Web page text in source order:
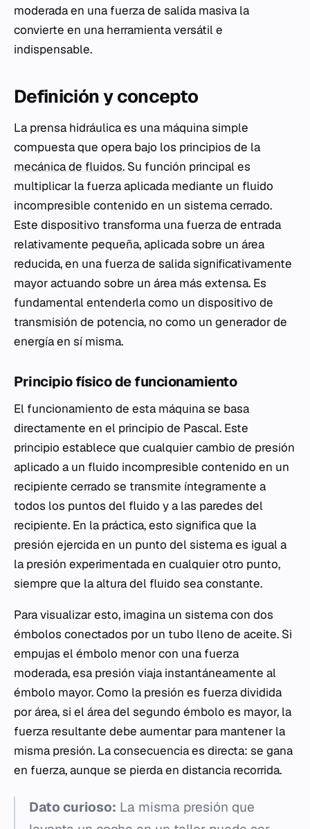
moderada en una fuerza de salida masiva la
convierte en una herramienta versátil e
indispensable.
Definición y concepto
La prensa hidráulica es una máquina simple
compuesta que opera bajo los principios de la
mecánica de fluidos. Su función principal es
multiplicar la fuerza aplicada mediante un fluido
incompresible contenido en un sistema cerrado.
Este dispositivo transforma una fuerza de entrada
relativamente pequeña, aplicada sobre un área
reducida, en una fuerza de salida significativamente
mayor actuando sobre un área más extensa. Es
fundamental entenderla como un dispositivo de
transmisión de potencia, no como un generador de
energía en sí misma.
Principio físico de funcionamiento
El funcionamiento de esta máquina se basa
directamente en el principio de Pascal. Este
principio establece que cualquier cambio de presión
aplicado a un fluido incompresible contenido en un
recipiente cerrado se transmite íntegramente a
todos los puntos del fluido y a las paredes del
recipiente. En la práctica, esto significa que la
presión ejercida en un punto del sistema es igual a
la presión experimentada en cualquier otro punto,
siempre que la altura del fluido sea constante.
Para visualizar esto, imagina un sistema con dos
émbolos conectados por un tubo lleno de aceite. Si
empujas el émbolo menor con una fuerza
moderada, esa presión viaja instantáneamente al
émbolo mayor. Como la presión es fuerza dividida
por área, si el área del segundo émbolo es mayor, la
fuerza resultante debe aumentar para mantener la
misma presión. La consecuencia es directa: se gana
en fuerza, aunque se pierda en distancia recorrida.
Dato curioso: La misma presión que